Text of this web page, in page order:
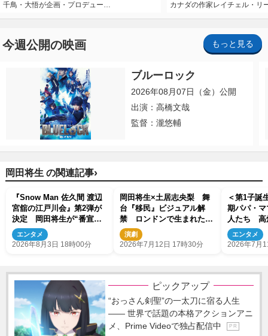
千鳥・大悟が企画・プロデュー…
カナダの作家レイチェル・リ
今週公開の映画 もっと見る
ブルーロック
2026年08月07日（金）公開
出演：高橋文哉
監督：瀧悠輔
岡田将生 の関連記事›
『Snow Man 佐久間 渡辺
宮舘の江戸川会』第2弾が
決定 岡田将生が“番宣な
し”で再登場
エンタメ
2026年8月3日 18時00分
岡田将生×土居志央梨 舞
台『移民』ビジュアル解
禁 ロンドンで生まれた物
語が東京へ
演劇
2026年7月12日 17時30分
＜第1子誕
期パパ・
人たち 高
剛、藤田
数
エンタメ
2026年7月
ピックアップ
“おっさん剣聖”の一太刀に宿る人生
―― 世界で話題の本格アクションアニ
メ、Prime Videoで独占配信中
P R